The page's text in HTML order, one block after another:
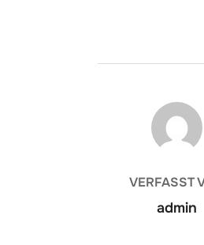
VERFASST
admin